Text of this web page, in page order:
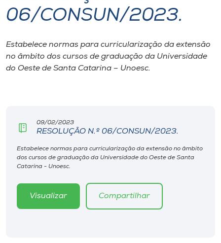
I.nova
Diplomados
Editora
Rádio
06/CONSUN/2023.
Estabelece normas para curricularização da extensão
no âmbito dos cursos de graduação da Universidade
do Oeste de Santa Catarina – Unoesc.
09/02/2023
RESOLUÇÃO N.º 06/CONSUN/2023.
Estabelece normas para curricularização da extensão no âmbito
dos cursos de graduação da Universidade do Oeste de Santa
Catarina - Unoesc.
Visualizar Compartilhar